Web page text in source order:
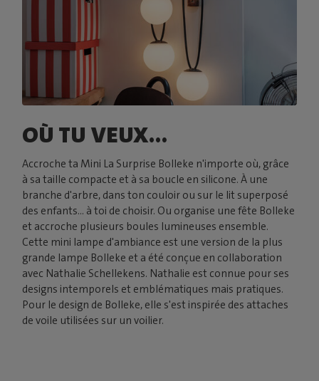
OÙ TU VEUX…
Accroche ta Mini La Surprise Bolleke n'importe où, grâce
à sa taille compacte et à sa boucle en silicone. À une
branche d'arbre, dans ton couloir ou sur le lit superposé
des enfants... à toi de choisir. Ou organise une fête Bolleke
et accroche plusieurs boules lumineuses ensemble.
Cette mini lampe d'ambiance est une version de la plus
grande lampe Bolleke et a été conçue en collaboration
avec Nathalie Schellekens. Nathalie est connue pour ses
designs intemporels et emblématiques mais pratiques.
Pour le design de Bolleke, elle s'est inspirée des attaches
de voile utilisées sur un voilier.